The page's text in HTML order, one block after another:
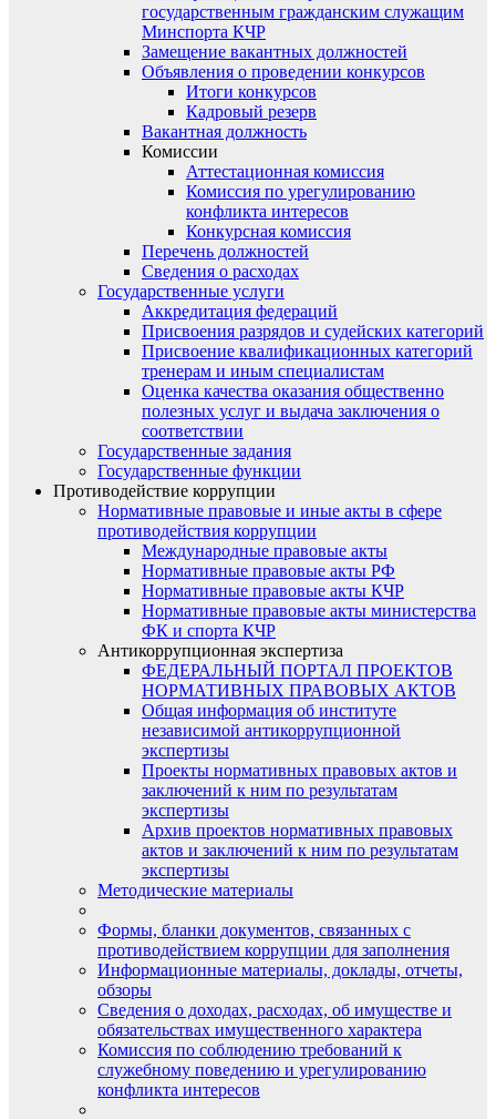
государственным гражданским служащим
Минспорта КЧР
Замещение вакантных должностей
Объявления о проведении конкурсов
Итоги конкурсов
Кадровый резерв
Вакантная должность
Комиссии
Аттестационная комиссия
Комиссия по урегулированию
конфликта интересов
Конкурсная комиссия
Перечень должностей
Сведения о расходах
Государственные услуги
Аккредитация федераций
Присвоения разрядов и судейских категорий
Присвоение квалификационных категорий
тренерам и иным специалистам
Оценка качества оказания общественно
полезных услуг и выдача заключения о
соответствии
Государственные задания
Государственные функции
Противодействие коррупции
Нормативные правовые и иные акты в сфере
противодействия коррупции
Международные правовые акты
Нормативные правовые акты РФ
Нормативные правовые акты КЧР
Нормативные правовые акты министерства
ФК и спорта КЧР
Антикоррупционная экспертиза
ФЕДЕРАЛЬНЫЙ ПОРТАЛ ПРОЕКТОВ
НОРМАТИВНЫХ ПРАВОВЫХ АКТОВ
Общая информация об институте
независимой антикоррупционной
экспертизы
Проекты нормативных правовых актов и
заключений к ним по результатам
экспертизы
Архив проектов нормативных правовых
актов и заключений к ним по результатам
экспертизы
Методические материалы
Формы, бланки документов, связанных с
противодействием коррупции для заполнения
Информационные материалы, доклады, отчеты,
обзоры
Сведения о доходах, расходах, об имуществе и
обязательствах имущественного характера
Комиссия по соблюдению требований к
служебному поведению и урегулированию
конфликта интересов